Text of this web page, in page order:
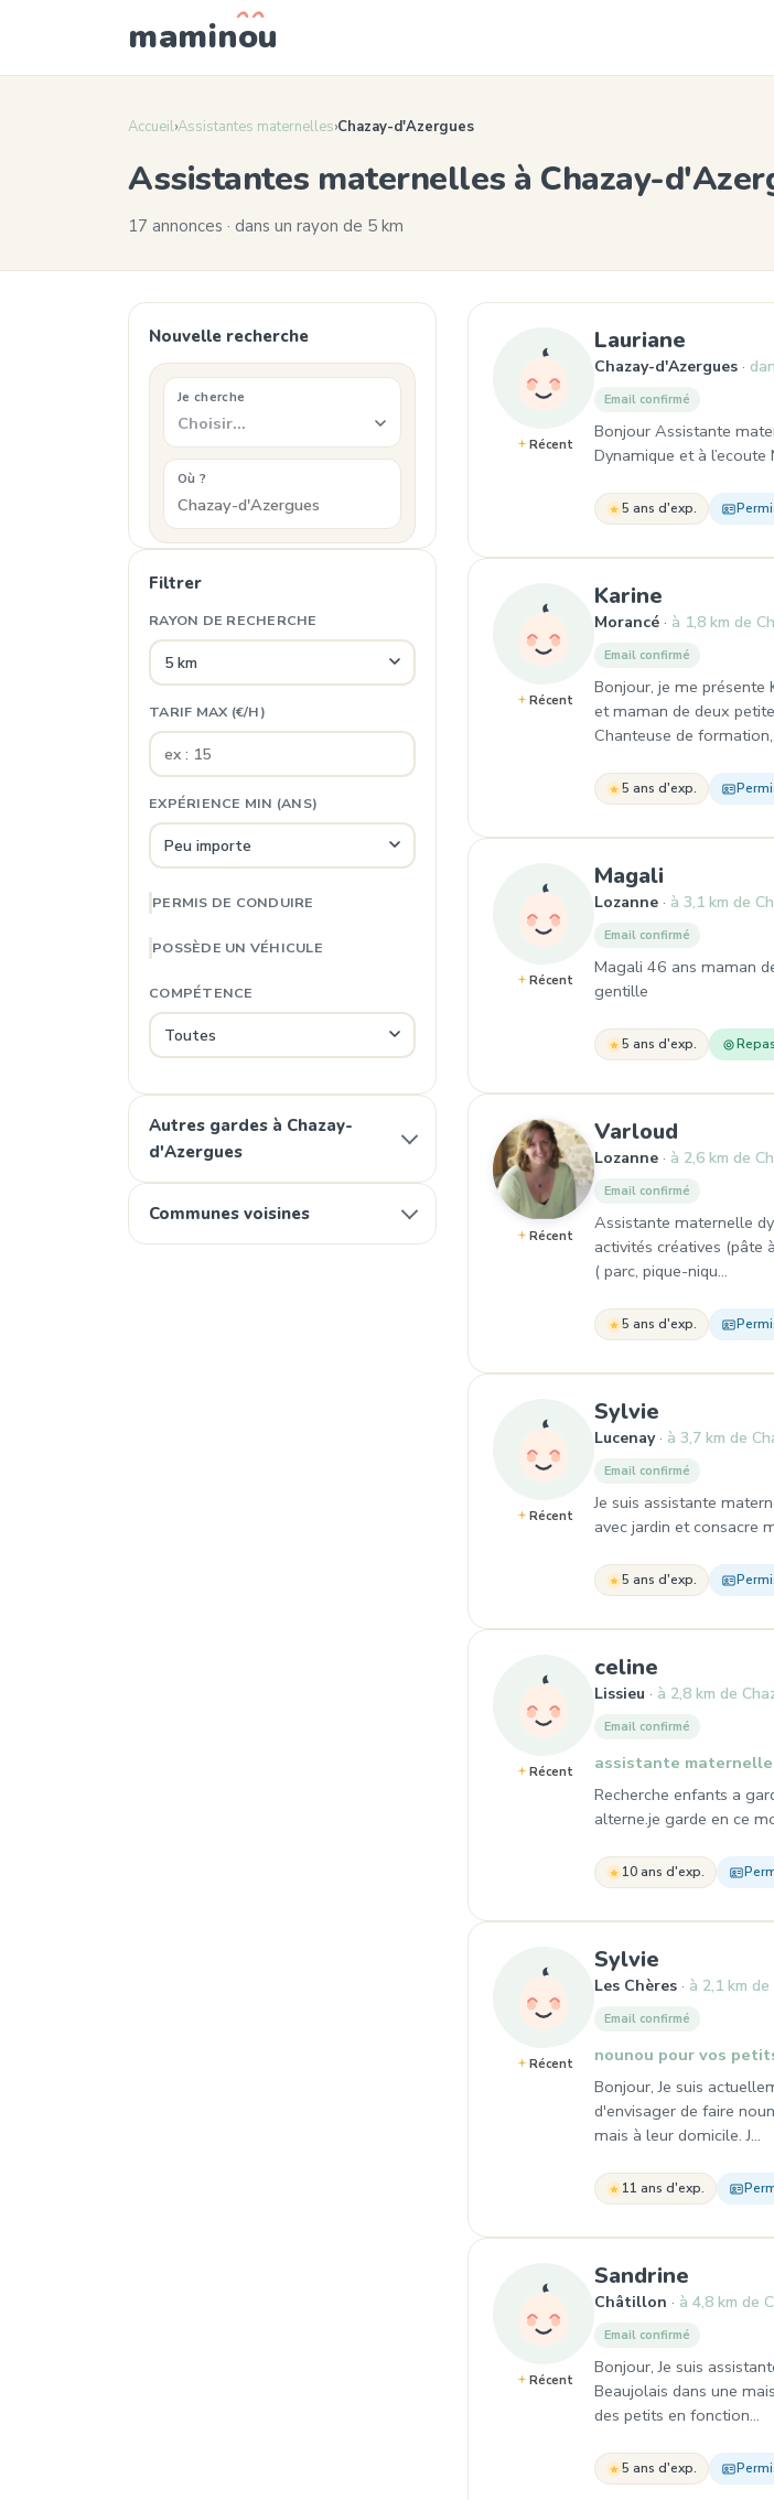
maminou
Accueil›Assistantes maternelles›Chazay-d'Azergues
Assistantes maternelles à Chazay-
17 annonces · dans un rayon de 5 km
Nouvelle recherche
Je cherche
Choisir…
Où ?
Filtrer
RAYON DE RECHERCHE
TARIF MAX (€/H)
EXPÉRIENCE MIN (ANS)
PERMIS DE CONDUIRE
POSSÈDE UN VÉHICULE
COMPÉTENCE
Autres gardes à Chazay-
d'Azergues
Communes voisines
Récent
Lauriane ,
Chazay-d'Azergues
Email confirmé
Bonjour Assistante
Dynamique et à
5 ans d'exp.
Récent
Karine ,
Morancé à 1,8 km de
Email confirmé
Bonjour, je me présente
et maman de deux
Chanteuse de
5 ans d'exp.
Récent
Magali ,
Lozanne à 3,1 km de
Email confirmé
Magali 46 ans maman
gentille
5 ans d'exp. Repas
Récent
Varloud ,
Lozanne à 2,6 km de
Email confirmé
Assistante maternelle
activités créatives (pâte
( parc, pique-niqu…
5 ans d'exp.
Récent
Sylvie ,
Lucenay à 3,7 km de
Email confirmé
Je suis assistante
avec jardin et consacre
5 ans d'exp.
Récent
celine ,
Lissieu à 2,8 km de
Email confirmé
assistante
Recherche enfants a
alterne.je garde en ce
10 ans d'exp.
Récent
Sylvie
Les Chères à 2,1 km
Email confirmé
nounou pour vos
Bonjour, Je suis
d'envisager de faire
mais à leur domicile. J…
11 ans d'exp.
Récent
Sandrine ,
Châtillon à 4,8 km de
Email confirmé
Bonjour, Je suis
Beaujolais dans une
des petits en fonction…
5 ans d'exp.